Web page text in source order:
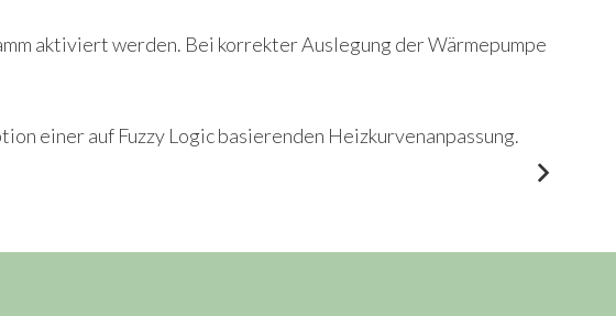
aktiviert werden. Bei korrekter Auslegung der Wärmepumpe
einer auf Fuzzy Logic basierenden Heizkurvenanpassung.